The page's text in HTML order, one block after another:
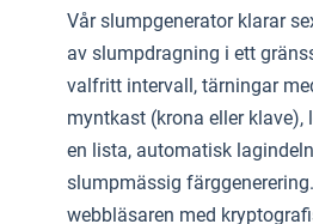
Vår slumpgenerator klarar
av slumpdragning i ett
valfritt intervall, tärningar
myntkast (krona eller
en lista, automatisk
slumpmässig
webbläsaren med